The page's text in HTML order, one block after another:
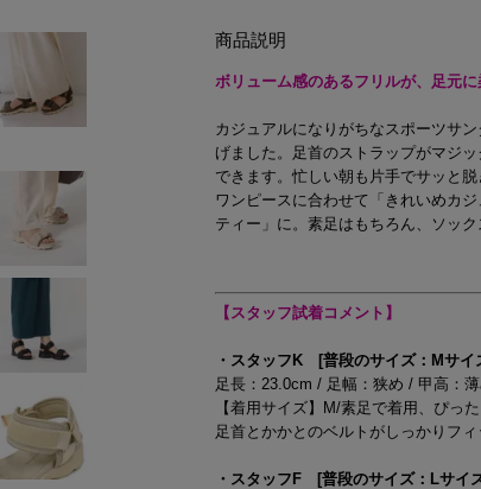
商品説明
ボリューム感のあるフリルが、足元
カジュアルになりがちなスポーツサ
げました。足首のストラップがマジ
できます。忙しい朝も片手でサッと
ワンピースに合わせて「きれいめカ
ティー」に。素足はもちろん、ソッ
【スタッフ試着コメント】
・スタッフK [普段のサイズ：Mサイ
足長：23.0cm / 足幅：狭め / 甲高：
【着用サイズ】M/素足で着用、ぴっ
足首とかかとのベルトがしっかりフ
・スタッフF [普段のサイズ：Lサイ